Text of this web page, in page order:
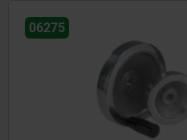
06275